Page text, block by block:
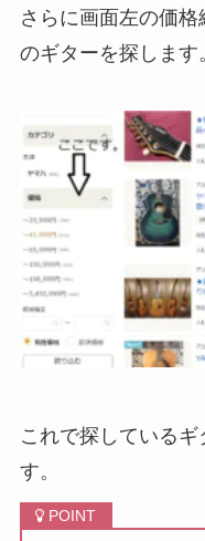
さらに画面左の価
のギターを探します
これで探している
す。